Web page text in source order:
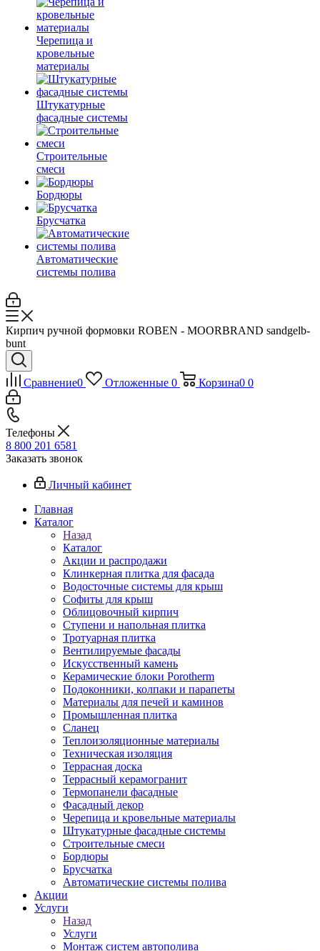
Черепица и
кровельные
материалы
Штукатурные
фасадные системы
Строительные
смеси
Бордюры
Брусчатка
Автоматические
системы полива
Кирпич ручной формовки ROBEN - MOORBRAND sandgelb-
bunt
Сравнение0 Отложенные 0 Корзина0 0
Телефоны
8 800 201 6581
Заказать звонок
Личный кабинет
Главная
Каталог
Назад
Каталог
Акции и распродажи
Клинкерная плитка для фасада
Водосточные системы для крыш
Софиты для крыш
Облицовочный кирпич
Ступени и напольная плитка
Тротуарная плитка
Вентилируемые фасады
Искусственный камень
Керамические блоки Porotherm
Подоконники, колпаки и парапеты
Материалы для печей и каминов
Промышленная плитка
Сланец
Теплоизоляционные материалы
Техническая изоляция
Террасная доска
Террасный керамогранит
Термопанели фасадные
Фасадный декор
Черепица и кровельные материалы
Штукатурные фасадные системы
Строительные смеси
Бордюры
Брусчатка
Автоматические системы полива
Акции
Услуги
Назад
Услуги
Монтаж систем автополива